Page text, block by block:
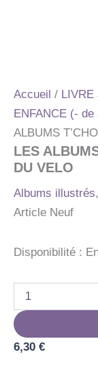
Accueil / LIVRE
ENFANCE (- de
ALBUMS
LES
DU VELO
Albums illustrés,
Article Neuf
Disponibilité :
LES
ALBUMS
T'CHOUPI
6,30 €